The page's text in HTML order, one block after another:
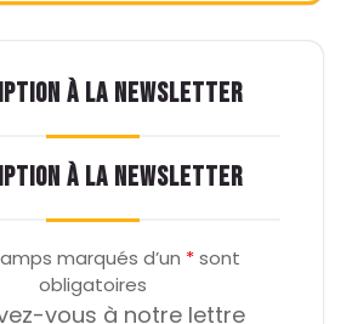
À LA NEWSLETTER
À LA NEWSLETTER
marqués d’un *sont
obligatoires
vous à notre lettre